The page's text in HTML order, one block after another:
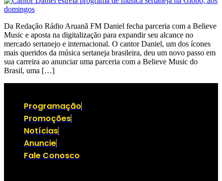
Da Redação Rádio Aruanã FM Daniel fecha parceria com a Believe
Music e aposta na digitalização para expandir seu alcance no
mercado sertanejo e internacional. O cantor Daniel, um dos ícones
mais queridos da música sertaneja brasileira, deu um novo passo em
sua carreira ao anunciar uma parceria com a Believe Music do
Brasil, uma […]
Programação
Promoções
Notícias
Anuncie
Fale Conosco